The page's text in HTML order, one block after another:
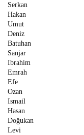
Serkan
Hakan
Umut
Deniz
Batuhan
Sanjar
Ibrahim
Emrah
Efe
Ozan
Ismail
Hasan
Doğukan
Levi